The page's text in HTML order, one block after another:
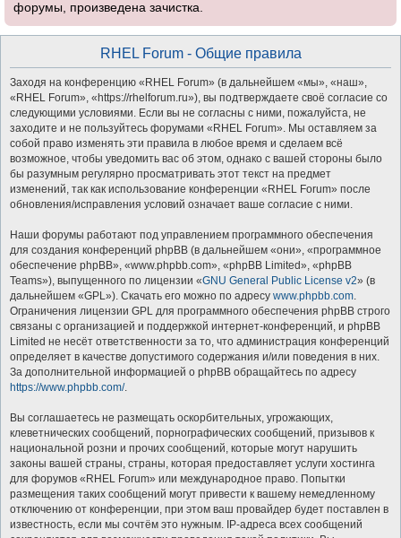
форумы, произведена зачистка.
RHEL Forum - Общие правила
Заходя на конференцию «RHEL Forum» (в дальнейшем «мы», «наш»,
«RHEL Forum», «https://rhelforum.ru»), вы подтверждаете своё согласие со
следующими условиями. Если вы не согласны с ними, пожалуйста, не
заходите и не пользуйтесь форумами «RHEL Forum». Мы оставляем за
собой право изменять эти правила в любое время и сделаем всё
возможное, чтобы уведомить вас об этом, однако с вашей стороны было
бы разумным регулярно просматривать этот текст на предмет
изменений, так как использование конференции «RHEL Forum» после
обновления/исправления условий означает ваше согласие с ними.
Наши форумы работают под управлением программного обеспечения
для создания конференций phpBB (в дальнейшем «они», «программное
обеспечение phpBB», «www.phpbb.com», «phpBB Limited», «phpBB
Teams»), выпущенного по лицензии «GNU General Public License v2» (в
дальнейшем «GPL»). Скачать его можно по адресу www.phpbb.com.
Ограничения лицензии GPL для программного обеспечения phpBB строго
связаны с организацией и поддержкой интернет-конференций, и phpBB
Limited не несёт ответственности за то, что администрация конференций
определяет в качестве допустимого содержания и/или поведения в них.
За дополнительной информацией о phpBB обращайтесь по адресу
https://www.phpbb.com/.
Вы соглашаетесь не размещать оскорбительных, угрожающих,
клеветнических сообщений, порнографических сообщений, призывов к
национальной розни и прочих сообщений, которые могут нарушить
законы вашей страны, страны, которая предоставляет услуги хостинга
для форумов «RHEL Forum» или международное право. Попытки
размещения таких сообщений могут привести к вашему немедленному
отключению от конференции, при этом ваш провайдер будет поставлен в
известность, если мы сочтём это нужным. IP-адреса всех сообщений